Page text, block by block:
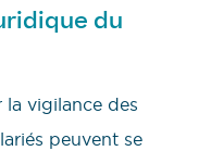
du
vigilance des
peuvent se